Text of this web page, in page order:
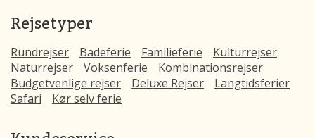
Rejsetyper
Rundrejser Badeferie Familieferie
Kulturrejser
Naturrejser
Voksenferie
Kombinationsrejser
Budgetvenlige rejser
Deluxe Rejser
Langtidsferier
Safari
Kør selv ferie